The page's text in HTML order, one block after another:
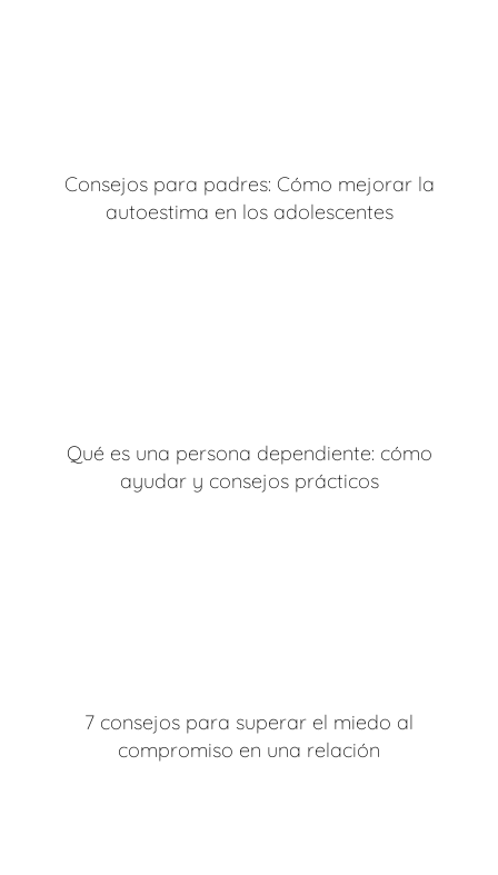
Consejos para padres: Cómo mejorar la
autoestima en los adolescentes
Qué es una persona dependiente: cómo
ayudar y consejos prácticos
7 consejos para superar el miedo al
compromiso en una relación